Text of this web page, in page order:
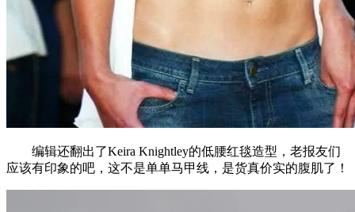
编辑还翻出了Keira Knightley的低腰红毯造型，老报友们
应该有印象的吧，这不是单单马甲线，是货真价实的腹肌了！